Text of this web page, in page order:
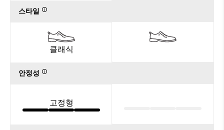
스타일
클래식
안정성
고정형